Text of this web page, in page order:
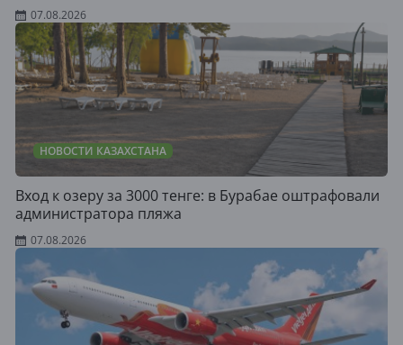
07.08.2026
НОВОСТИ КАЗАХСТАНА
Вход к озеру за 3000 тенге: в Бурабае оштрафовали
администратора пляжа
07.08.2026